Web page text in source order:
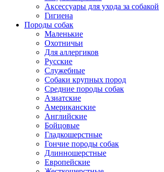
Аксессуары для ухода за собакой
Гигиена
Породы собак
Маленькие
Охотничьи
Для аллергиков
Русские
Служебные
Собаки крупных пород
Средние породы собак
Азиатские
Американские
Английские
Бойцовые
Гладкошерстные
Гончие породы собак
Длинношерстные
Европейские